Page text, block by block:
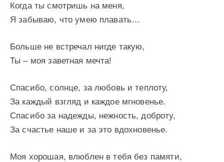
Когда ты смотришь на меня,
Я забываю, что умею плавать…
Больше не встречал нигде такую,
Ты – моя заветная мечта!
Спасибо, солнце, за любовь и теплоту,
За каждый взгляд и каждое мгновенье.
Спасибо за надежды, нежность, доброту,
За счастье наше и за это вдохновенье.
Моя хорошая, влюблен в тебя без памяти,